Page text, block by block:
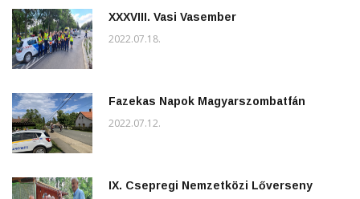
XXXVIII. Vasi Vasember
2022.07.18.
Fazekas Napok Magyarszombatfán
2022.07.12.
IX. Csepregi Nemzetközi Lőverseny